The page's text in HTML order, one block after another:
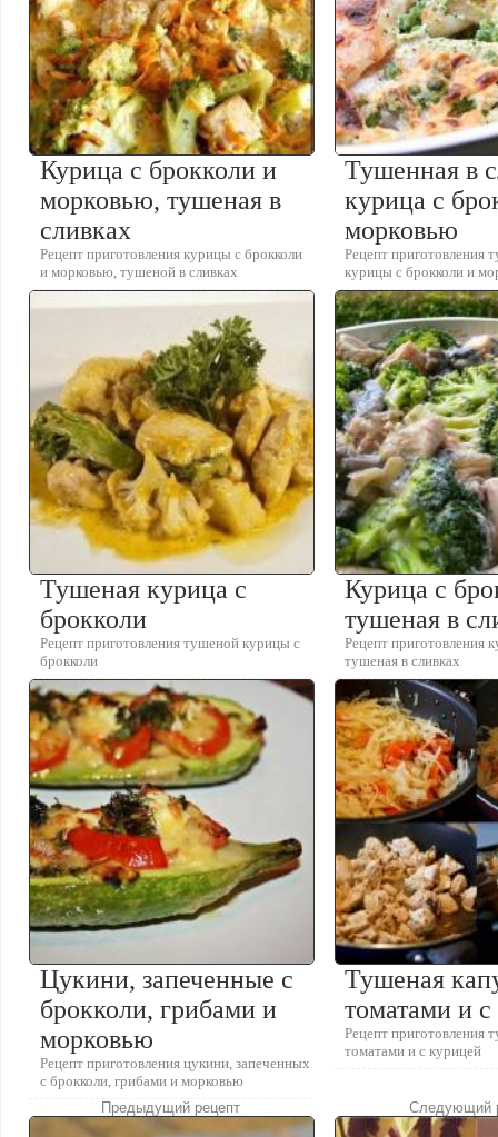
Курица с брокколи и
морковью, тушеная в
сливках
Рецепт приготовления курицы с брокколи
и морковью, тушеной в сливках
Тушенная в
курица с
морковью
Рецепт приготовления
курицы с брокколи и
Тушеная курица с
брокколи
Рецепт приготовления тушеной курицы с
брокколи
Курица с
тушеная в
Рецепт приготовления
тушеная в сливках
Цукини, запеченные с
брокколи, грибами и
морковью
Рецепт приготовления цукини, запеченных
с брокколи, грибами и морковью
Тушеная
томатами и
Рецепт приготовления
томатами и с курицей
Предыдущий рецепт Следующий